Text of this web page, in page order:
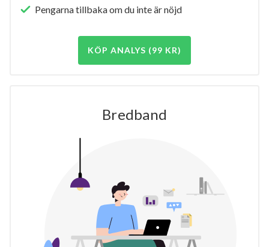
Pengarna tillbaka om du inte är nöjd
KÖP ANALYS (99 KR)
Bredband